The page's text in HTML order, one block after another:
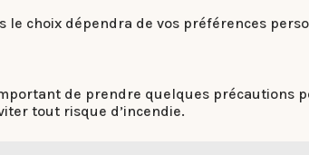
choix dépendra de vos préférences
de prendre quelques précautions
tout risque d’incendie.